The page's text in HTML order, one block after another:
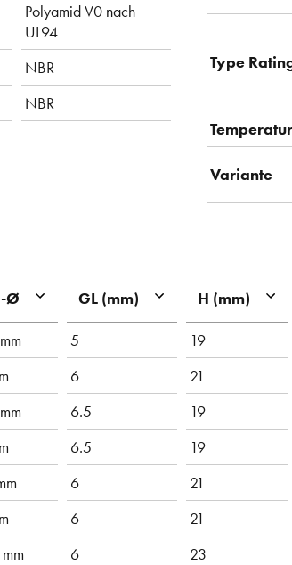
Polyamid V0 nach
UL94
NBR
NBR
Type
Variante
Ø GL (mm) H (mm)
5 19
6 21
6.5 19
6.5 19
6 21
6 21
6 23